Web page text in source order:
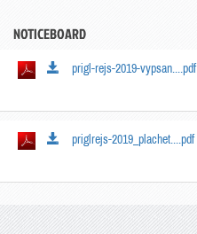
NOTICEBOARD
prigl-rejs-2019-vypsan....pdf
priglrejs-2019_plachet....pdf